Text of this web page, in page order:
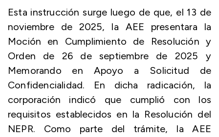
Esta instrucción surge luego de que, el 13 de
noviembre de 2025, la AEE presentara la
Moción en Cumplimiento de Resolución y
Orden de 26 de septiembre de 2025 y
Memorando en Apoyo a Solicitud de
Confidencialidad. En dicha radicación, la
corporación indicó que cumplió con los
requisitos establecidos en la Resolución del
NEPR. Como parte del trámite, la AEE